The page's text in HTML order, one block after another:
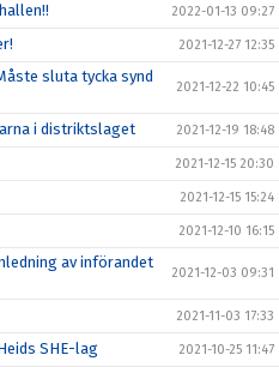
2022-01-13 09:27
2021-12-27 12:35
sluta tycka synd
2021-12-22 10:45
i distriktslaget 2021-12-19 18:48
2021-12-15 20:30
2021-12-15 15:24
2021-12-10 16:15
av införandet
2021-12-03 09:31
2021-11-03 17:33
SHE-lag 2021-10-25 11:47